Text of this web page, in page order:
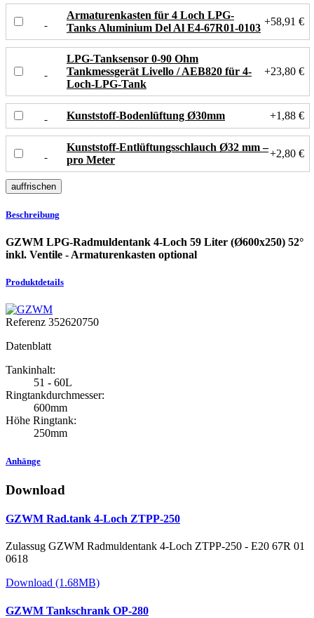
Armaturenkasten für 4 Loch LPG-
Tanks Aluminium Del Al E4-67R01-0103
+58,91 €
LPG-Tanksensor 0-90 Ohm
Tankmessgerät Livello / AEB820 für 4-
Loch-LPG-Tank
+23,80 €
Kunststoff-Bodenlüftung Ø30mm +1,88 €
Kunststoff-Entlüftungsschlauch Ø32 mm –
pro Meter
+2,80 €
Beschreibung
GZWM LPG-Radmuldentank 4-Loch 59 Liter (Ø600x250) 52°
inkl. Ventile - Armaturenkasten optional
Produktdetails
Referenz 352620750
Datenblatt
Tankinhalt:
51 - 60L
Ringtankdurchmesser:
600mm
Höhe Ringtank:
250mm
Anhänge
Download
GZWM Rad.tank 4-Loch ZTPP-250
Zulassug GZWM Radmuldentank 4-Loch ZTPP-250 - E20 67R 01
0618
Download (1.68MB)
GZWM Tankschrank OP-280